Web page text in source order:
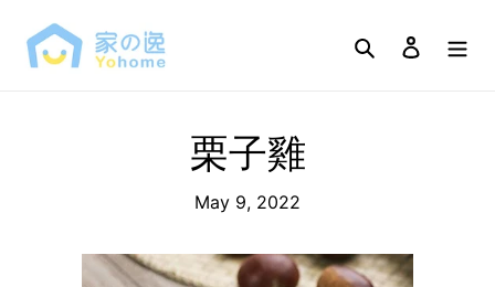
content
Search Log in
栗子雞
May 9, 2022